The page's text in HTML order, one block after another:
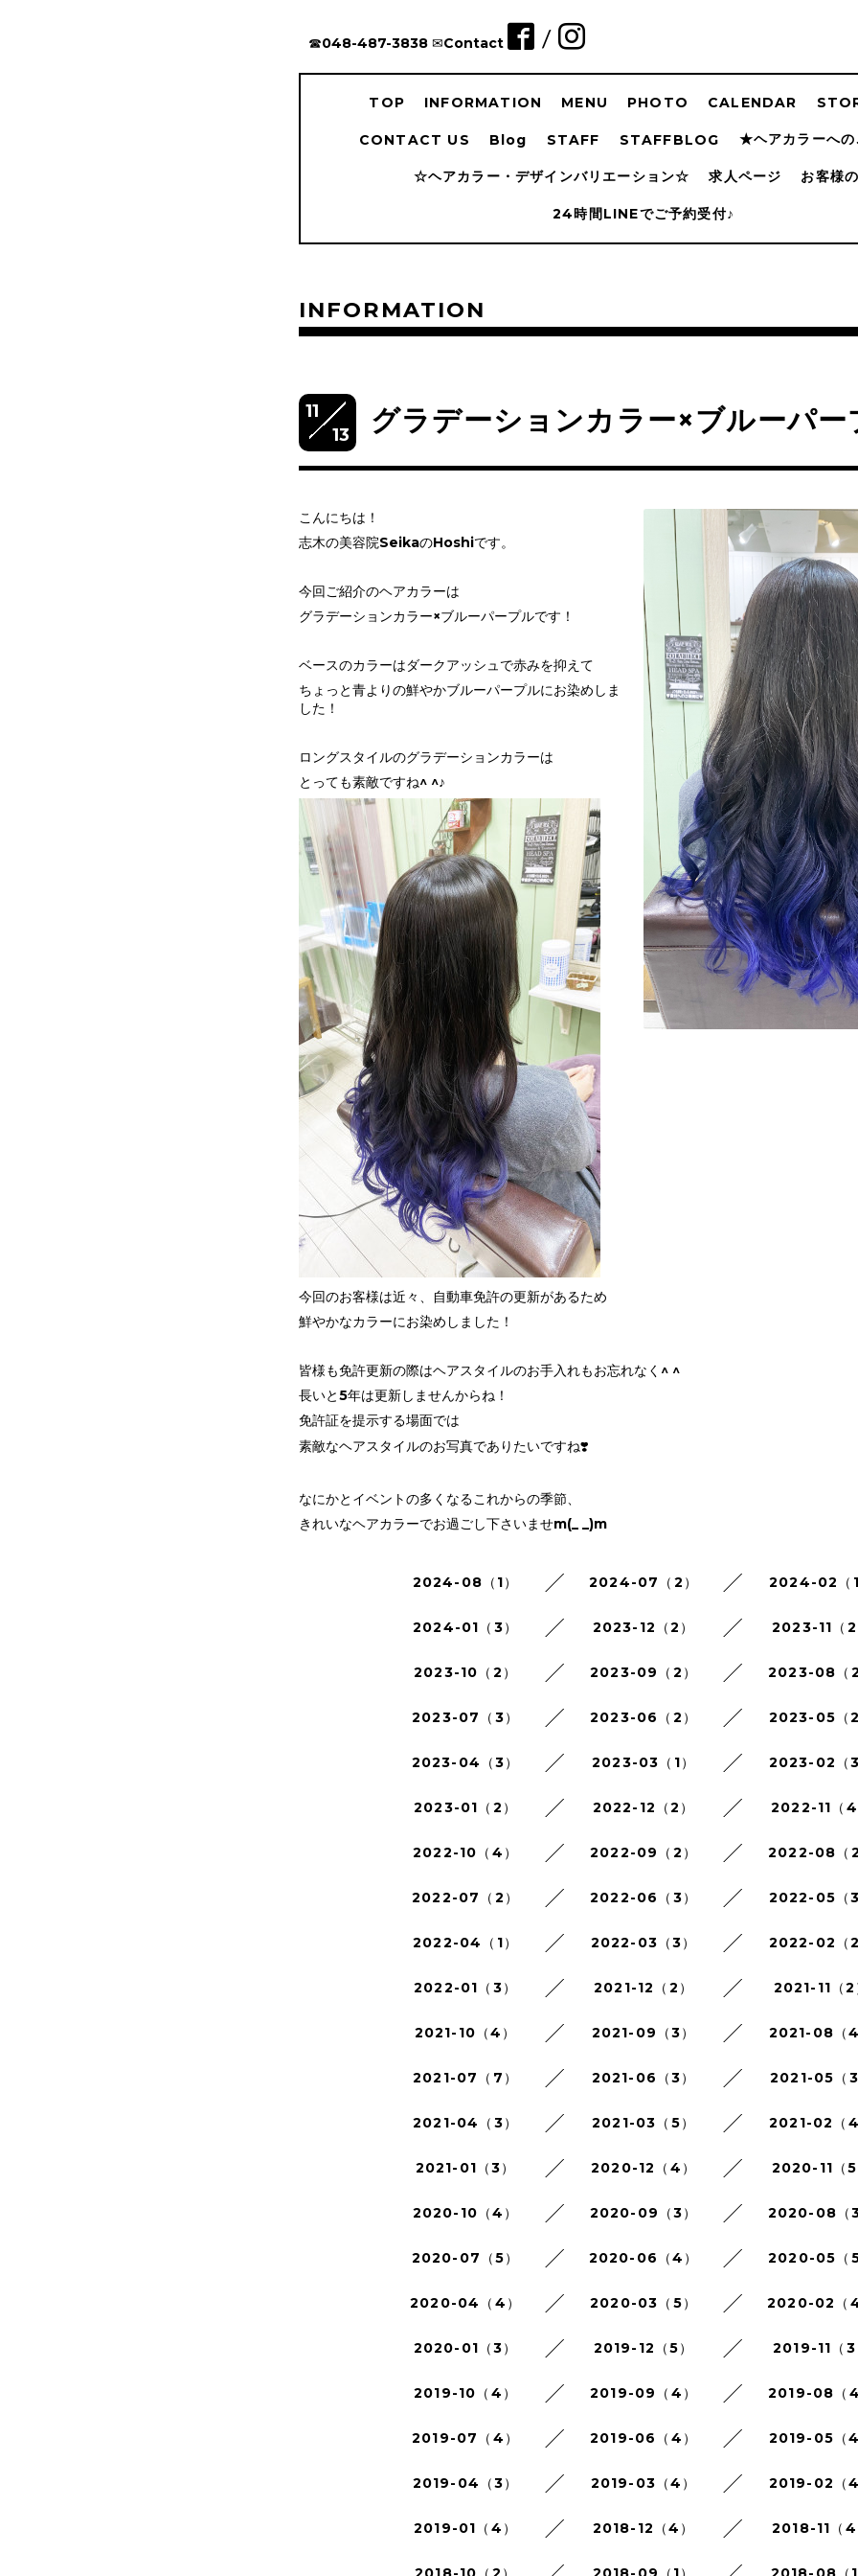
☎︎048-487-3838 ✉︎Contact /
TOP INFORMATION MENU PHOTO CALENDAR
CONTACT US Blog STAFF STAFFBLOG ★ヘアカラーへ
☆ヘアカラー・デザインバリエーション☆ 求人ページ お客様
24時間LINEでご予約受付♪
INFORMATION
11
13
グラデーションカラー×ブルーパー
こんにちは！
志木の美容院SeikaのHoshiです。
今回ご紹介のヘアカラーは
グラデーションカラー×ブルーパープルです！
ベースのカラーはダークアッシュで赤みを抑えて
ちょっと青よりの鮮やかブルーパープルにお染めしま
した！
ロングスタイルのグラデーションカラーは
とっても素敵ですね^ ^♪
今回のお客様は近々、自動車免許の更新があるため
鮮やかなカラーにお染めしました！
皆様も免許更新の際はヘアスタイルのお手入れもお忘れなく^ ^
長いと5年は更新しませんからね！
免許証を提示する場面では
素敵なヘアスタイルのお写真でありたいですね❣️
なにかとイベントの多くなるこれからの季節、
きれいなヘアカラーでお過ごし下さいませm(_ _)m
2024-08（1） 2024-07（2） 2024-02（1
2024-01（3） 2023-12（2） 2023-11（2
2023-10（2） 2023-09（2） 2023-08（2
2023-07（3） 2023-06（2） 2023-05（2
2023-04（3） 2023-03（1） 2023-02（3
2023-01（2） 2022-12（2） 2022-11（4
2022-10（4） 2022-09（2） 2022-08（2
2022-07（2） 2022-06（3） 2022-05（3
2022-04（1） 2022-03（3） 2022-02（2
2022-01（3） 2021-12（2） 2021-11（2
2021-10（4） 2021-09（3） 2021-08（4
2021-07（7） 2021-06（3） 2021-05（3
2021-04（3） 2021-03（5） 2021-02（4
2021-01（3） 2020-12（4） 2020-11（5
2020-10（4） 2020-09（3） 2020-08（3
2020-07（5） 2020-06（4） 2020-05（5
2020-04（4） 2020-03（5） 2020-02（4
2020-01（3） 2019-12（5） 2019-11（3
2019-10（4） 2019-09（4） 2019-08（4
2019-07（4） 2019-06（4） 2019-05（4
2019-04（3） 2019-03（4） 2019-02（4
2019-01（4） 2018-12（4） 2018-11（4